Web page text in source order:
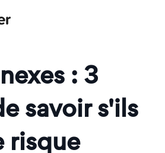
: 3
savoir s'ils
risque